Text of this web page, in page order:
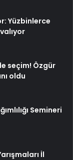
Yüzbinlerce
seçim! Özgür
oldu
Semineri
İl